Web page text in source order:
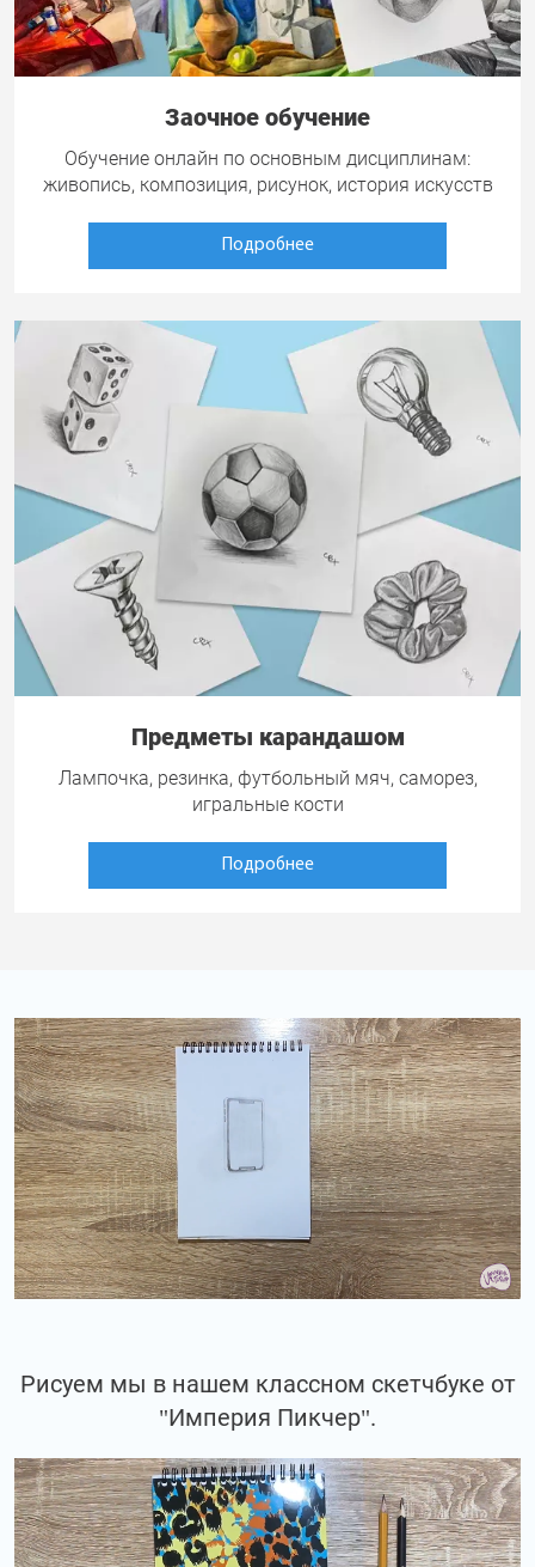
Заочное обучение
Обучение онлайн по основным дисциплинам:
живопись, композиция, рисунок, история искусств
Подробнее
Предметы карандашом
Лампочка, резинка, футбольный мяч, саморез,
игральные кости
Подробнее
Рисуем мы в нашем классном скетчбуке от
"Империя Пикчер".